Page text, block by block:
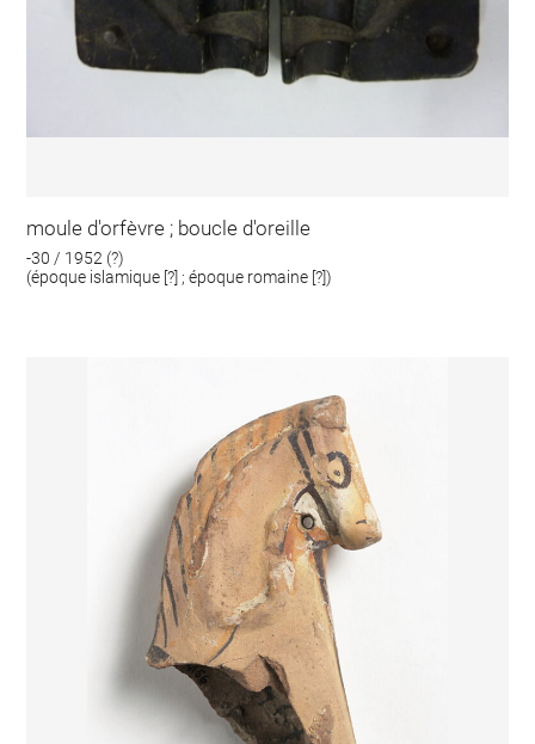
moule d'orfèvre ; boucle d'oreille
-30 / 1952 (?)
(époque islamique [?] ; époque romaine [?])